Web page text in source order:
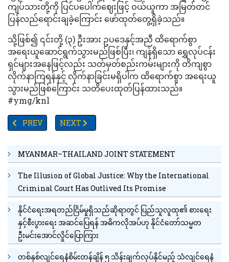
ကျပ်သားတို့ကို ပြင်ပပေါက်ဈေးဖြင့် ဝယ်ယူကာ အမြတ်တင်
ပြန်လည်ရောင်းချခဲ့ကြောင်း ဖော်ထုတ်တွေ့ရှိခဲ့သည်။
သို့ဖြစ်၍ ၎င်းတို့ (၃) ဦးအား ဥပဒေနှင့်အညီ ထိရောက်စွာ
အရေးယူဆောင်ရွက်သွားမည်ဖြစ်ပြီး၊ ကျန်ရှိသော ရွှေလုပ်ငန်း
ရှင်များအနေဖြင့်လည်း သတ်မှတ်စည်းကမ်းများကို တိကျစွာ
လိုက်နာကြရန်နှင့် လိုက်နာခြင်းမရှိပါက ထိရောက်စွာ အရေးယူ
သွားမည်ဖြစ်ကြောင်း သတိပေးထုတ်ပြန်ထားသည်။
#ymg/knl
PREVIOUS ARTICLE: ပြည်ထောင်စုနေ့နှင့် တရုတ်နှစ်သစ်ကူးရုံးပိ
PREV NEXT ARTICLE: TV YANGON TIMES ရဲ့ နေ့
NEXT
MYANMAR–THAILAND JOINT STATEMENT
The Illusion of Global Justice: Why the International
Criminal Court Has Outlived Its Promise
နိုင်ငံရေးအရတည်ငြိမ်မှုရှိသည်ဆိုရာတွင် ပြည်သူလူထု၏ စားရေး
နှင့်စီးပွားရေး အဆင်ပြေရန် အဓိကလိုအပ်ဟု နိုင်ငံတော်သမ္မတ
ဦးမင်းအောင်လှိုင်ပြောကြား
တစ်နှစ်လျင်ရေနံစိမ်းတန်ချိန် ၅ သိန်းချက်လုပ်နိုင်မည့် သံလျင်ရေနံ